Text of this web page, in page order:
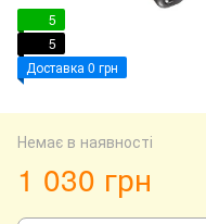
5
5
Доставка 0 грн
Немає в наявності
1 030 грн